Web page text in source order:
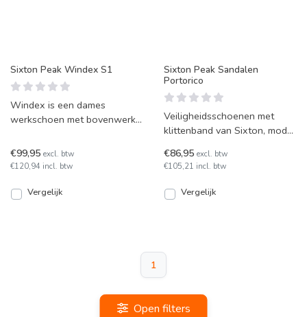
Sixton Peak Windex S1
Windex is een dames
werkschoen met bovenwerk
met een aluminium veiligh
€99,95 excl. btw
€120,94 incl. btw
Vergelijk
Sixton Peak Sandalen
Portorico
Veiligheidsschoenen met
klittenband van Sixton, model
model heeft een S1P no
€86,95 excl. btw
€105,21 incl. btw
Vergelijk
1
Open filters